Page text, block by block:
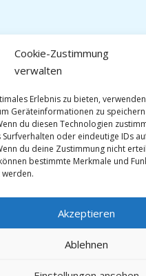
Cookie-Zustimmung
verwalten
Erlebnis zu bieten,
Geräteinformationen zu
du diesen Technologien
Surfverhalten oder eindeutige IDs
du deine Zustimmung nicht
bestimmte Merkmale und
Akzeptieren
Ablehnen